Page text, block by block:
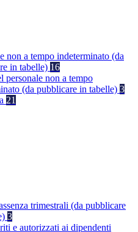
non a tempo indeterminato (da
in tabelle) 16
personale non a tempo
(da pubblicare in tabelle) 3
21
trimestrali (da pubblicare
3
e autorizzati ai dipendenti